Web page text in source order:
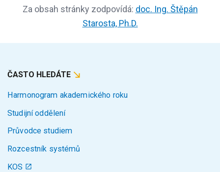
Za obsah stránky zodpovídá: doc. Ing. Štěpán
Starosta, Ph.D.
ČASTO HLEDÁTE
Harmonogram akademického roku
Studijní oddělení
Průvodce studiem
Rozcestník systémů
KOS